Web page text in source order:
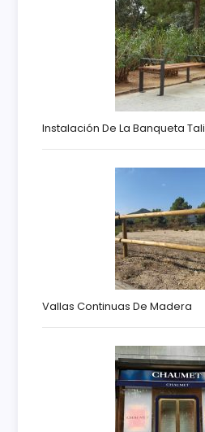
Instalación De La Banqueta Tali
Vallas Continuas De Madera